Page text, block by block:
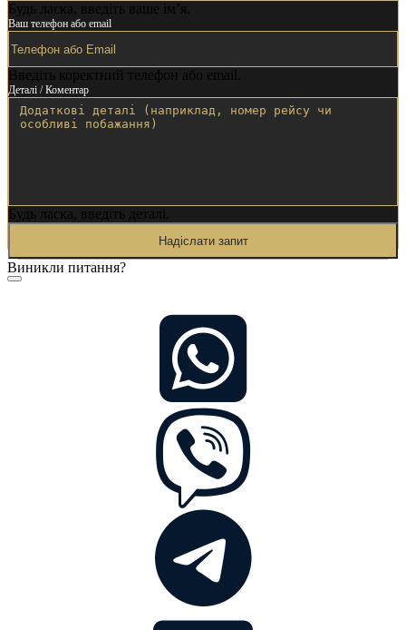
Будь ласка, введіть ваше ім’я.
Ваш телефон або email
Введіть коректний телефон або email.
Деталі / Коментар
Будь ласка, введіть деталі.
Надіслати запит
Виникли питання?